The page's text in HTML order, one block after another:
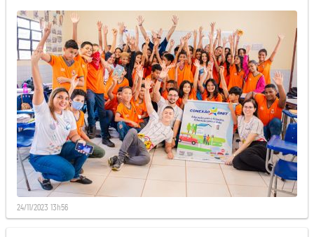
24/11/2023 13h56